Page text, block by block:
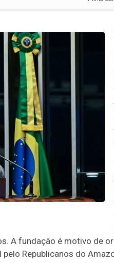
A fundação é motivo de
Republicanos do